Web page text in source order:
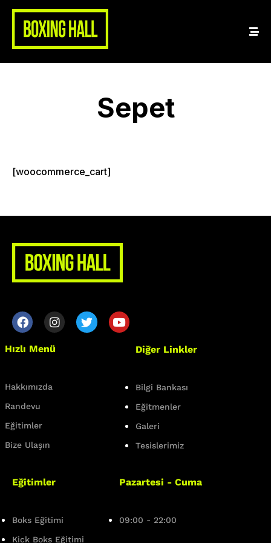
Sepet
[woocommerce_cart]
Hızlı Menü
Hakkımızda
Randevu
Eğitimler
Bize Ulaşın
Diğer Linkler
Bilgi Bankası
Eğitmenler
Galeri
Tesislerimiz
Eğitimler
Boks Eğitimi
Kick Boks Eğitimi
Pazartesi - Cuma
09:00 - 22:00
About Us
More Pages
Sample Class
Outdoor Exercise